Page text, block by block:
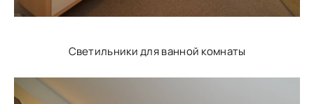
Светильники для ванной комнаты